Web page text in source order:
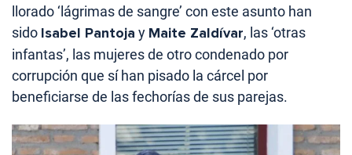
llorado ‘lágrimas de sangre’ con este asunto han
sido Isabel Pantoja y Maite Zaldívar, las ‘otras
infantas’, las mujeres de otro condenado por
corrupción que sí han pisado la cárcel por
beneficiarse de las fechorías de sus parejas.